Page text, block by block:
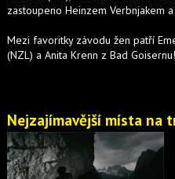
zastoupeno Heinzem Verbnjakem
Mezi favoritky závodu žen patří
(NZL) a Anita Krenn z Bad Goisernu!
Nejzajímavější místa na